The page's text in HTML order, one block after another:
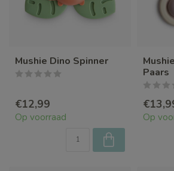
Mushie Dino Spinner
€12,99
Op voorraad
Paars
Op